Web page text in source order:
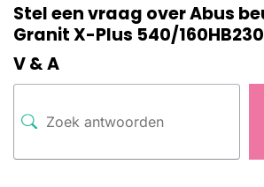
Stel een vraag over Abus
Granit X-Plus 540/160HB230
V & A